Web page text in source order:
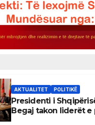
AKTUALITET POLITIKË
Presidenti i
Begaj takon liderët e